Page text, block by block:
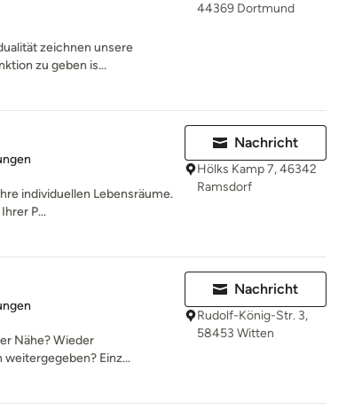
zeichnen unsere
zu geben is...
44369 Dortmund
von 5 Sternen
individuellen Lebensräume.
P...
Nachricht
Hölks Kamp 7, 46342
Ramsdorf
von 5 Sternen
Nähe? Wieder
Einz...
Nachricht
Rudolf-König-Str. 3,
58453 Witten